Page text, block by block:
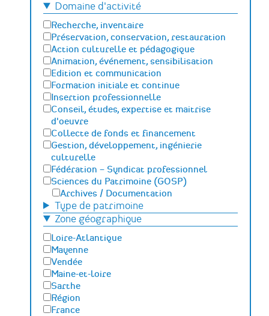
Domaine d'activité
Recherche, inventaire
Préservation, conservation, restauration
Action culturelle et pédagogique
Animation, événement, sensibilisation
Edition et communication
Formation initiale et continue
Insertion professionnelle
Conseil, études, expertise et maitrise
d'oeuvre
Collecte de fonds et financement
Gestion, développement, ingénierie
culturelle
Fédération – Syndicat professionnel
Sciences du Patrimoine (GOSP)
Archives / Documentation
Conservation du patrimoine et
archéologie
Relations Publiques (médiation
culturelle et valorisation)
Sciences des matériaux et de l'ingénierie
Type de patrimoine
Zone géographique
Loire-Atlantique
Mayenne
Vendée
Maine-et-loire
Sarthe
Région
France